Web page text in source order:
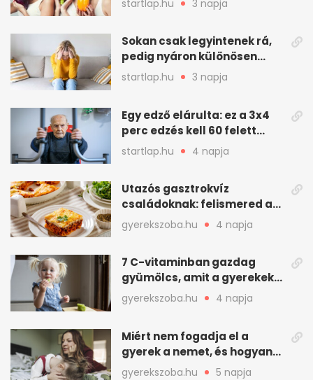
nyáron a húgyutakat (x)
startlap.hu 3 napja
Sokan csak legyintenek rá,
pedig nyáron különösen
gyakran jelentkezik ez a
kellemetlen betegség
startlap.hu 3 napja
Egy edző elárulta: ez a 3x4
perc edzés kell 60 felett
mindenkinek
startlap.hu 4 napja
Utazós gasztrokvíz
családoknak: felismered az
asadót és társait?
gyerekszoba.hu 4 napja
7 C-vitaminban gazdag
gyümölcs, amit a gyerekek
is szívesen megesznek
gyerekszoba.hu 4 napja
Miért nem fogadja el a
gyerek a nemet, és hogyan
mondd ki jól?
gyerekszoba.hu 5 napja